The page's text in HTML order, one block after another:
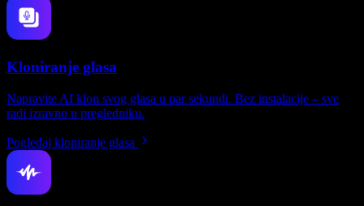
Kloniranje glasa
Napravite AI klon svog glasa u par sekundi. Bez instalacije – sve
radi izravno u pregledniku.
Pogledaj kloniranje glasa